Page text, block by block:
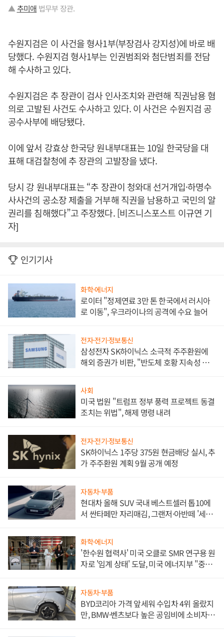
▲추미애 법무부 장관.
수원지검은 이 사건을 형사1부(부장검사 강지성)에 바로 배
당했다. 수원지검 형사1부는 인권범죄와 첨단범죄를 전담
해 수사하고 있다.
수원지검은 추 장관이 검사 인사조치와 관련해 직권남용 혐
의로 고발된 사건도 수사하고 있다. 이 사건은 수원지검 공
공수사부에 배당됐다.
이에 앞서 강효상 한국당 원내부대표는 10일 한국당을 대
표해 대검찰청에 추 장관의 고발장을 냈다.
당시 강 원내부대표는 “추 장관이 청와대 선거개입·하명수
사사건의 공소장 제출을 거부해 직권을 남용하고 국민의 알
권리를 침해했다”고 주장했다. [비즈니스포스트 이규연 기
자]
인기기사
화학·에너지
로이터 "정제연료 3만 톤 한국에서 러시아
로 이동", 우크라이나의 공격에 수요 늘어
전자·전기·정보통신
삼성전자 SK하이닉스 소극적 주주환원에
해외 증권가 비판, "반도체 호황 지속성 의
사회
미국 법원 "트럼프 정부 풍력 프로젝트 동결
조치는 위법", 해제 명령 내려
전자·전기·정보통신
SK하이닉스 1주당 375원 현금배당 실시, 추
가 주주환원 계획 9월 공개 예정
자동차·부품
현대차 올해 SUV 국내 베스트셀러 톱10에
서 싼타페만 자리매김, 그랜저·아반떼 '세단
화학·에너지
'한수원 협력사' 미국 오클로 SMR 연구용 원
자로 '임계 상태' 도달, 미국 에너지부 "중요
자동차·부품
BYD코리아 가격 앞세워 수입차 4위 올랐지
만, BMW·벤츠보다 높은 공임비에 소비자